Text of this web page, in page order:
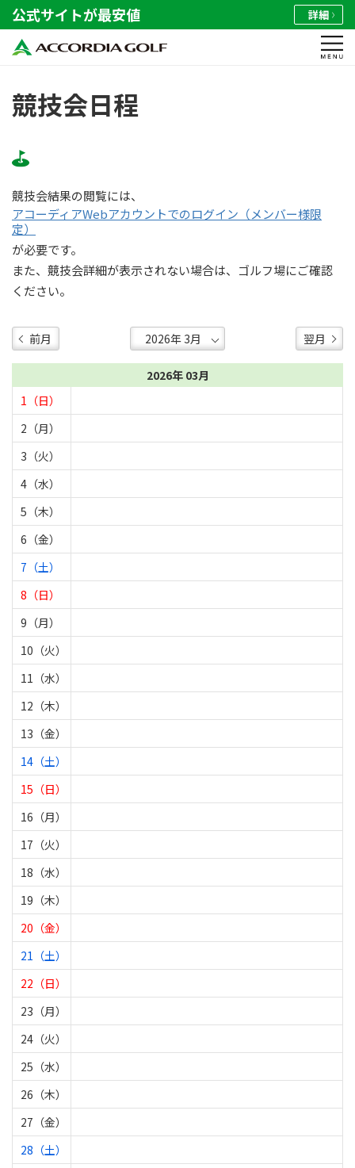
公式サイトが最安値 詳細
競技会日程
競技会結果の閲覧には、
アコーディアWebアカウントでのログイン（メンバー様限
定）
が必要です。
また、競技会詳細が表示されない場合は、ゴルフ場にご確認
ください。
前月 翌月
2026年 03月
1（日）
2（月）
3（火）
4（水）
5（木）
6（金）
7（土）
8（日）
9（月）
10（火）
11（水）
12（木）
13（金）
14（土）
15（日）
16（月）
17（火）
18（水）
19（木）
20（金）
21（土）
22（日）
23（月）
24（火）
25（水）
26（木）
27（金）
28（土）